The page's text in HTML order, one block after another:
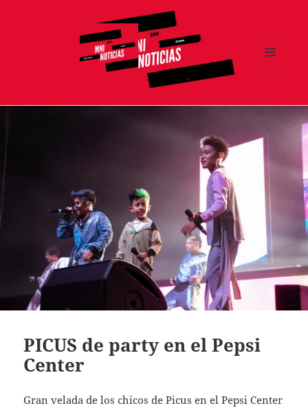
PICUS de party en el Pepsi
Center
Gran velada de los chicos de Picus en el Pepsi Center